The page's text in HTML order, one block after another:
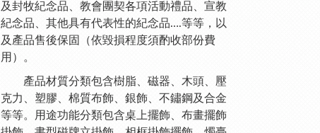
及封牧紀念品、教會團契各項活動禮品、宣教
紀念品、其他具有代表性的紀念品….等等，以
及產品售後保固（依毀損程度須酌收部份費
用）。
產品材質分類包含樹脂、磁器、木頭、壓
克力、塑膠、棉質布飾、銀飾、不鏽鋼及合金
等等。用途功能分類包含桌上擺飾、布畫擺飾